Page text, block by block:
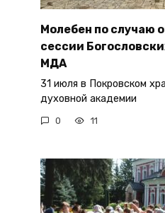
Молебен по случаю
сессии
МДА
31 июля в Покровском
духовной академии
0 11